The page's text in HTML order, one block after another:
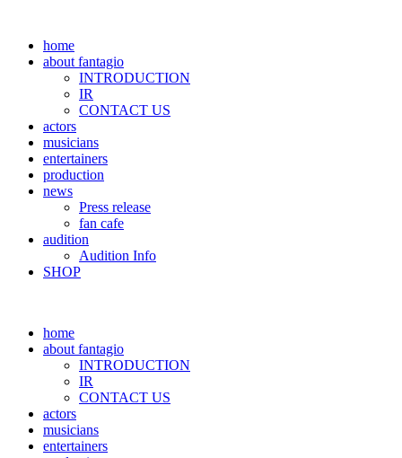
home
about fantagio
INTRODUCTION
IR
CONTACT US
actors
musicians
entertainers
production
news
Press release
fan cafe
audition
Audition Info
SHOP
home
about fantagio
INTRODUCTION
IR
CONTACT US
actors
musicians
entertainers